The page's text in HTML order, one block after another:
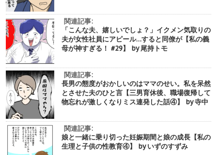
関連記事:
「こんな夫、嬉しいでしょ？」イクメン気取りの
夫が女性社員にアピール…すると同僚が【私の義
母が神すぎる！ #29】 by 尾持トモ
関連記事:
長男の態度がおかしいのはママのせい。私を呆然
とさせた夫のひと言【三男育休後、職場復帰して
物忘れが激しくなりミス連発した話④】 by 寺中
関連記事:
娘と一緒に乗り切った妊娠期間と娘の成長【私の
生理と子供の性教育④】 by いずのすずみ